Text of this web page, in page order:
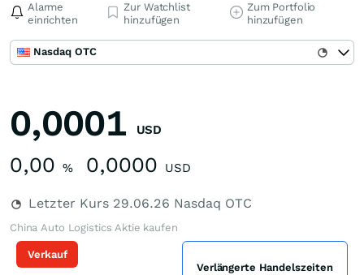
Alarme
einrichten
Zur Watchlist
hinzufügen
Zum Portfolio
hinzufügen
Nasdaq OTC
0,0001 USD
0,00 % 0,0000 USD
Letzter Kurs 29.06.26 Nasdaq OTC
China Auto Logistics Aktie kaufen
Verkauf
Verlängerte Handelszeiten